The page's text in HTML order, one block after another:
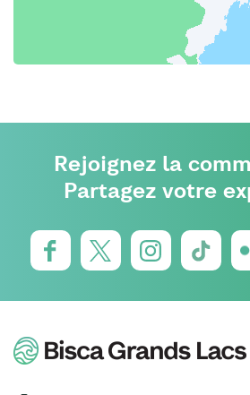
Rejoignez la
Partagez votre